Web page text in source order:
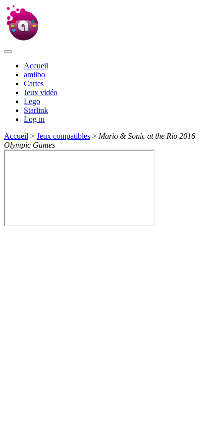
Accueil
amiibo
Cartes
Jeux vidéo
Lego
Starlink
Log in
Accueil > Jeux compatibles > Mario & Sonic at the Rio 2016
Olympic Games